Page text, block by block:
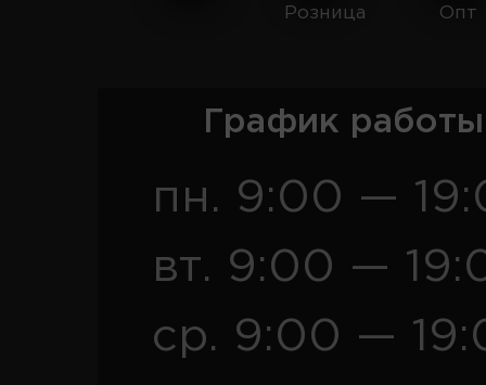
Розница Опт
График
пн. 9:00 —
вт. 9:00 —
ср. 9:00 —